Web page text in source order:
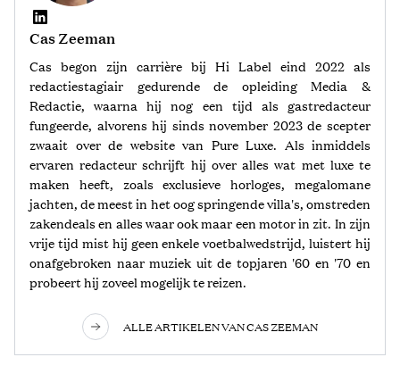
Cas Zeeman
Cas begon zijn carrière bij Hi Label eind 2022 als
redactiestagiair gedurende de opleiding Media &
Redactie, waarna hij nog een tijd als gastredacteur
fungeerde, alvorens hij sinds november 2023 de scepter
zwaait over de website van Pure Luxe. Als inmiddels
ervaren redacteur schrijft hij over alles wat met luxe te
maken heeft, zoals exclusieve horloges, megalomane
jachten, de meest in het oog springende villa's, omstreden
zakendeals en alles waar ook maar een motor in zit. In zijn
vrije tijd mist hij geen enkele voetbalwedstrijd, luistert hij
onafgebroken naar muziek uit de topjaren '60 en '70 en
probeert hij zoveel mogelijk te reizen.
ALLE ARTIKELEN VAN CAS ZEEMAN